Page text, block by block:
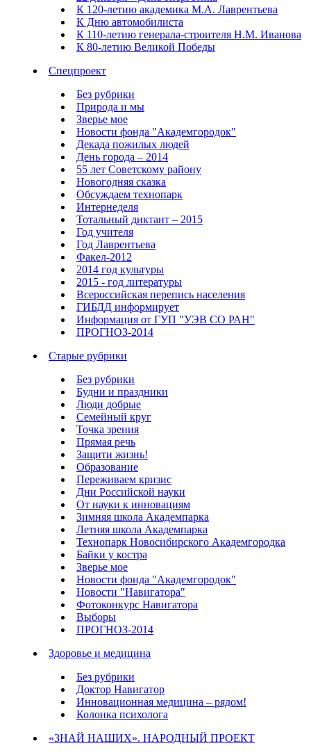
К 120-летию академика М.А. Лаврентьева
К Дню автомобилиста
К 110-летию генерала-строителя Н.М. Иванова
К 80-летию Великой Победы
Спецпроект
Без рубрики
Природа и мы
Зверье мое
Новости фонда "Академгородок"
Декада пожилых людей
День города – 2014
55 лет Советскому району
Новогодняя сказка
Обсуждаем технопарк
Интернеделя
Тотальный диктант – 2015
Год учителя
Год Лаврентьева
Факел-2012
2014 год культуры
2015 - год литературы
Всероссийская перепись населения
ГИБДД информирует
Информация от ГУП "УЭВ СО РАН"
ПРОГНОЗ-2014
Старые рубрики
Без рубрики
Будни и праздники
Люди добрые
Семейный круг
Точка зрения
Прямая речь
Защити жизнь!
Образование
Переживаем кризис
Дни Российской науки
От науки к инновациям
Зимняя школа Академпарка
Летняя школа Академпарка
Технопарк Новосибирского Академгородка
Байки у костра
Зверье мое
Новости фонда "Академгородок"
Новости "Навигатора"
Фотоконкурс Навигатора
Выборы
ПРОГНОЗ-2014
Здоровье и медицина
Без рубрики
Доктор Навигатор
Инновационная медицина – рядом!
Колонка психолога
«ЗНАЙ НАШИХ». НАРОДНЫЙ ПРОЕКТ